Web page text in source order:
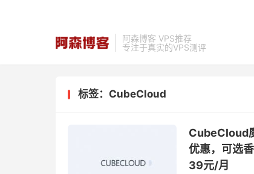
阿森博客 VPS推荐
专注于真实的VPS测评
标签：CubeCloud
CubeCloud
优惠，可选
39元/月